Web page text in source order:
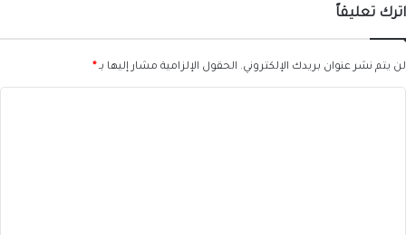
اترك تعليقاً
لن يتم نشر عنوان بريدك الإلكتروني. الحقول الإلزامية مشار إليها بـ*